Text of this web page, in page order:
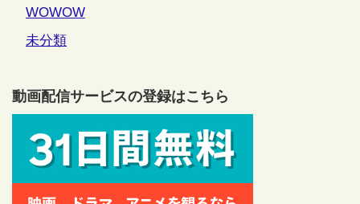
WOWOW
未分類
動画配信サービスの登録はこちら